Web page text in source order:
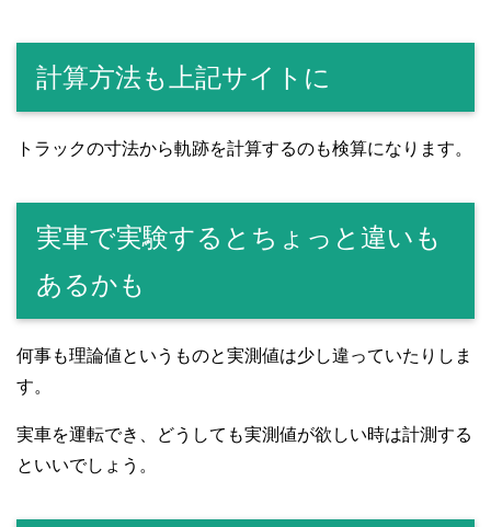
計算方法も上記サイトに
トラックの寸法から軌跡を計算するのも検算になります。
実車で実験するとちょっと違いも
あるかも
何事も理論値というものと実測値は少し違っていたりしま
す。
実車を運転でき、どうしても実測値が欲しい時は計測する
といいでしょう。